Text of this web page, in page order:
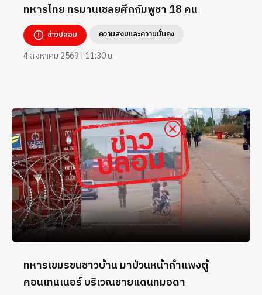
ทหารไทย ทรมานเชลยศึกกัมพูชา 18 คน
ข่าวปลอม ความสงบและความมั่นคง
4 สิงหาคม 2569 | 11:30 น.
ทหารเขมรขนชาวบ้าน มาป่วนหน้ากำแพงตู้
คอนเทนเนอร์ บริเวณชายแดนทมอดา